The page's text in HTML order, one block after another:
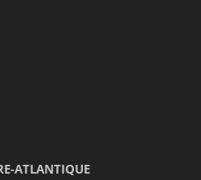
ATLANTIQUE